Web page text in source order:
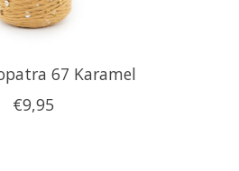
67 Karamel
€9,95